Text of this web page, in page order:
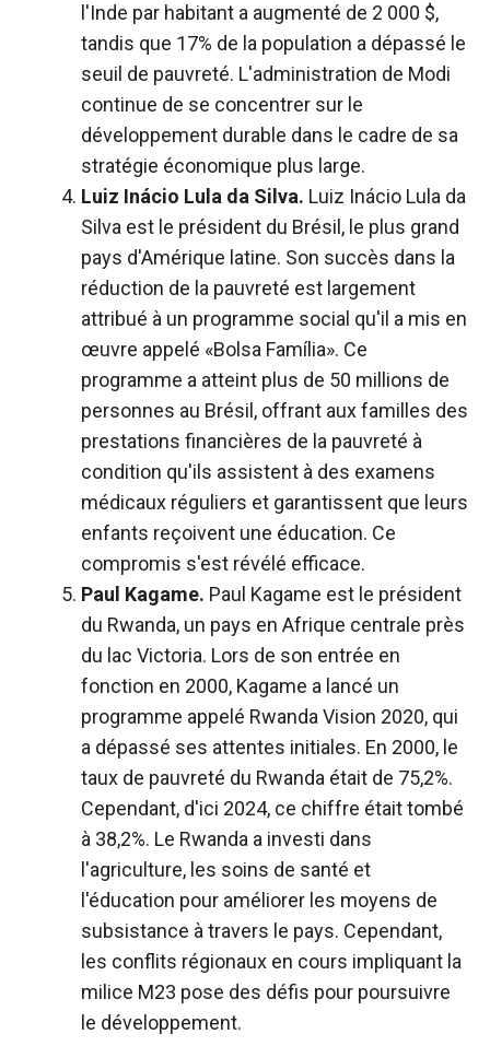
l'Inde par habitant a augmenté de 2 000 $,
tandis que 17% de la population a dépassé le
seuil de pauvreté. L'administration de Modi
continue de se concentrer sur le
développement durable dans le cadre de sa
stratégie économique plus large.
Luiz Inácio Lula da Silva. Luiz Inácio Lula da
Silva est le président du Brésil, le plus grand
pays d'Amérique latine. Son succès dans la
réduction de la pauvreté est largement
attribué à un programme social qu'il a mis en
œuvre appelé «Bolsa Família». Ce
programme a atteint plus de 50 millions de
personnes au Brésil, offrant aux familles des
prestations financières de la pauvreté à
condition qu'ils assistent à des examens
médicaux réguliers et garantissent que leurs
enfants reçoivent une éducation. Ce
compromis s'est révélé efficace.
Paul Kagame. Paul Kagame est le président
du Rwanda, un pays en Afrique centrale près
du lac Victoria. Lors de son entrée en
fonction en 2000, Kagame a lancé un
programme appelé Rwanda Vision 2020, qui
a dépassé ses attentes initiales. En 2000, le
taux de pauvreté du Rwanda était de 75,2%.
Cependant, d'ici 2024, ce chiffre était tombé
à 38,2%. Le Rwanda a investi dans
l'agriculture, les soins de santé et
l'éducation pour améliorer les moyens de
subsistance à travers le pays. Cependant,
les conflits régionaux en cours impliquant la
milice M23 pose des défis pour poursuivre
le développement.